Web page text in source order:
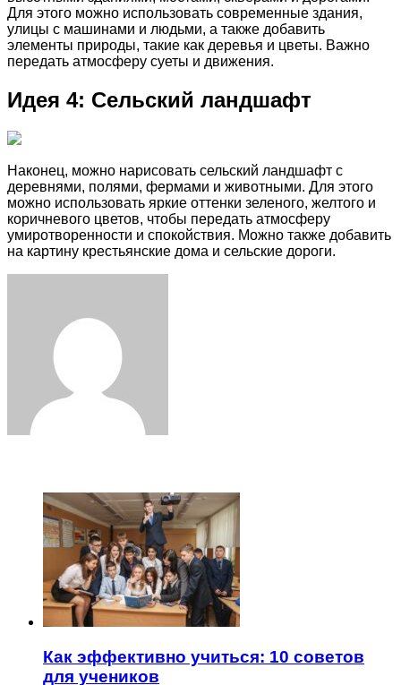
Для этого можно использовать современные здания,
улицы с машинами и людьми, а также добавить
элементы природы, такие как деревья и цветы. Важно
передать атмосферу суеты и движения.
Идея 4: Сельский ландшафт
Наконец, можно нарисовать сельский ландшафт с
деревнями, полями, фермами и животными. Для этого
можно использовать яркие оттенки зеленого, желтого и
коричневого цветов, чтобы передать атмосферу
умиротворенности и спокойствия. Можно также добавить
на картину крестьянские дома и сельские дороги.
Как эффективно учиться: 10 советов
для учеников